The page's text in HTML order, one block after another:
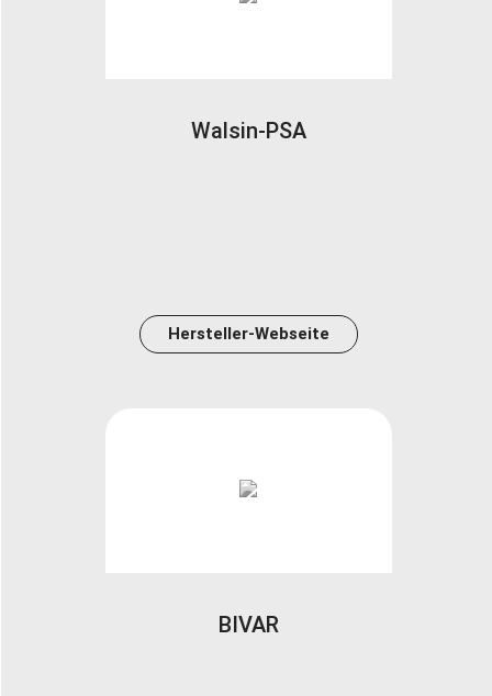
Walsin-PSA
Hersteller-Webseite
BIVAR